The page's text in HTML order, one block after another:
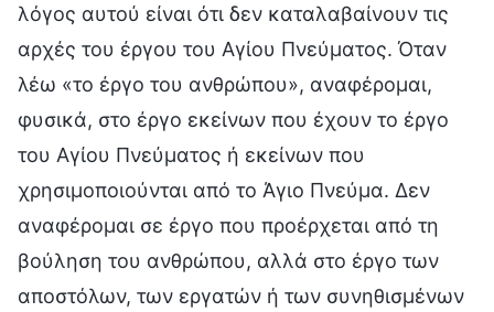
λόγος αυτού είναι ότι δεν καταλαβαίνουν τις
αρχές του έργου του Αγίου Πνεύματος. Όταν
λέω «το έργο του ανθρώπου», αναφέρομαι,
φυσικά, στο έργο εκείνων που έχουν το έργο
του Αγίου Πνεύματος ή εκείνων που
χρησιμοποιούνται από το Άγιο Πνεύμα. Δεν
αναφέρομαι σε έργο που προέρχεται από τη
βούληση του ανθρώπου, αλλά στο έργο των
αποστόλων, των εργατών ή των συνηθισμένων